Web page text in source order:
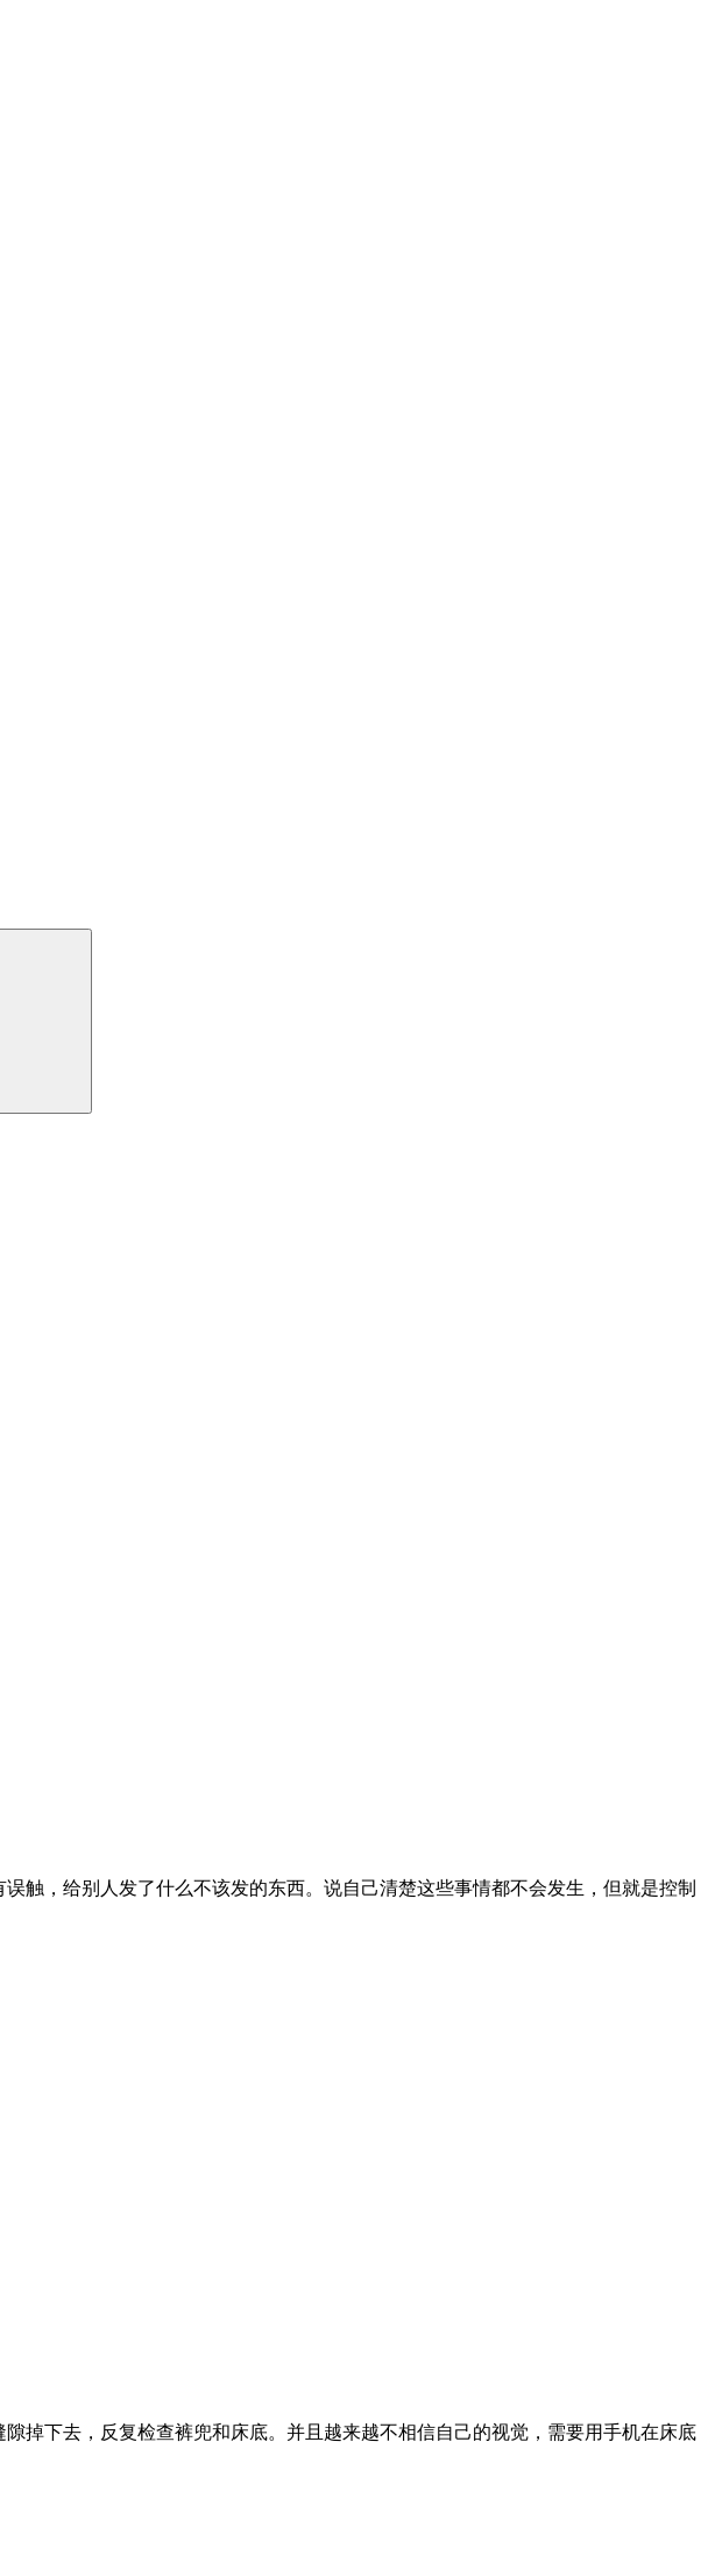
触，给别人发了什么不该发的东西。说自己清楚这些事情都不会发生，但就是控制
掉下去，反复检查裤兜和床底。并且越来越不相信自己的视觉，需要用手机在床底